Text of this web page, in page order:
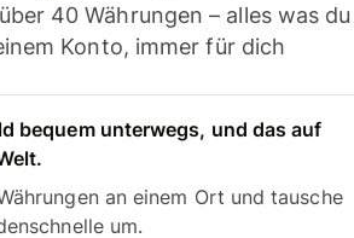
40 Währungen – alles was du
Konto, immer für dich
bequem unterwegs, und das auf
an einem Ort und tausche
um.